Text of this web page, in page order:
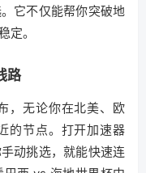
它不仅能帮你突破地
定。
路
，无论你在北美、欧
的节点。打开加速器
动挑选，就能快速连